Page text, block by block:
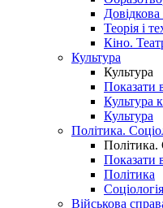
Довідкова
Теорія і
Кіно.
Культура
Культура
Показати
Культура
Культура
Політика.
Політика.
Показати
Політика
Соціологія
Військова